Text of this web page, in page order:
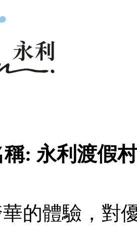
: 永利渡假
的體驗，對